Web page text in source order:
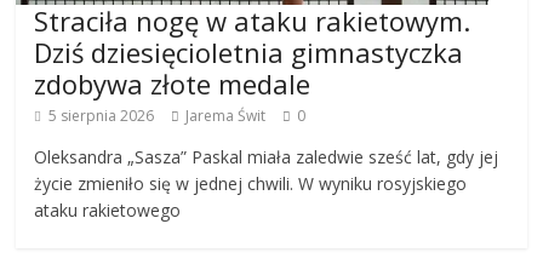
Straciła nogę w ataku rakietowym.
Dziś dziesięcioletnia gimnastyczka
zdobywa złote medale
5 sierpnia 2026 Jarema Świt 0
Oleksandra „Sasza” Paskal miała zaledwie sześć lat, gdy jej
życie zmieniło się w jednej chwili. W wyniku rosyjskiego
ataku rakietowego